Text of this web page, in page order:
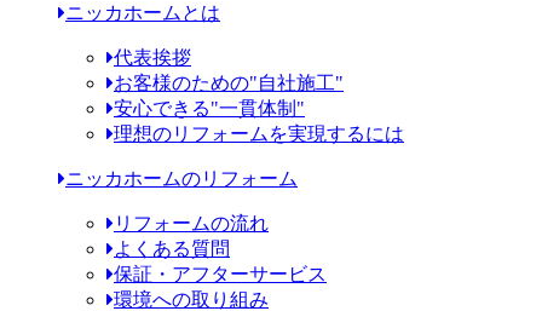
ニッカホームとは
代表挨拶
お客様のための"自社施工"
安心できる"一貫体制"
理想のリフォームを実現するには
ニッカホームのリフォーム
リフォームの流れ
よくある質問
保証・アフターサービス
環境への取り組み